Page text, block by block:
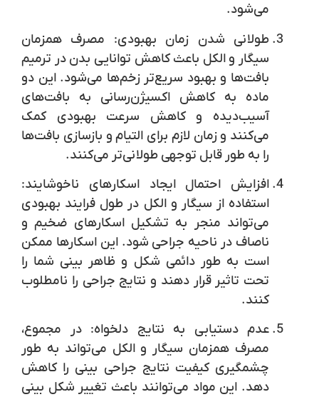
می‌شود.
طولانی شدن زمان بهبودی:مصرف همزمان
سیگار و الکل باعث کاهش توانایی بدن در ترمیم
بافت‌ها و بهبود سریع‌تر زخم‌ها می‌شود. این دو
ماده به کاهش اکسیژن‌رسانی به بافت‌های
آسیب‌دیده و کاهش سرعت بهبودی کمک
می‌کنند و زمان لازم برای التیام و بازسازی بافت‌ها
را به طور قابل توجهی طولانی‌تر می‌کنند.
افزایش احتمال ایجاد اسکارهای ناخوشایند:
استفاده از سیگار و الکل در طول فرایند بهبودی
می‌تواند منجر به تشکیل اسکارهای ضخیم و
ناصاف در ناحیه جراحی شود. این اسکارها ممکن
است به طور دائمی شکل و ظاهر بینی شما را
تحت تاثیر قرار دهند و نتایج جراحی را نامطلوب
کنند.
عدم دستیابی به نتایج دلخواه:در مجموع،
مصرف همزمان سیگار و الکل می‌تواند به طور
چشمگیری کیفیت نتایج جراحی بینی را کاهش
دهد. این مواد می‌توانند باعث تغییر شکل بینی